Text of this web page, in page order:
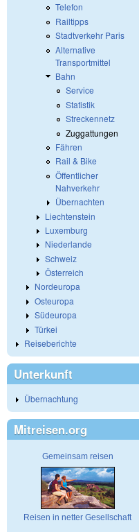
Telefon
Railtipps
Stadtverkehr Paris
Alternative
Transportmittel
Bahn
Service
Statistik
Streckennetz
Zuggattungen
Fähren
Rail & Bike
Öffentlicher
Nahverkehr
Übernachten
Liechtenstein
Luxemburg
Niederlande
Schweiz
Österreich
Nordeuropa
Osteuropa
Südeuropa
Türkei
Reiseberichte
Unterkunft
Übernachtung
Mitreisen.org
Gemeinsam reisen
Reisen in netter Gesellschaft